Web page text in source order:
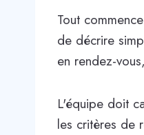
Tout
de décrire
en rendez-
L'équipe doit
les critères de